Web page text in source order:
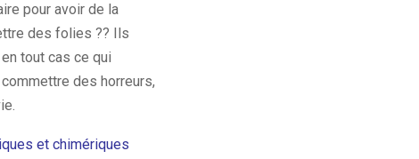
pour avoir de la
des folies ?? Ils
tout cas ce qui
des horreurs,
et chimériques